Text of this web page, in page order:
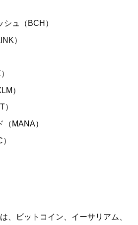
シュ（BCH）
）
）
）
MANA）
、ビットコイン、イーサリアム、